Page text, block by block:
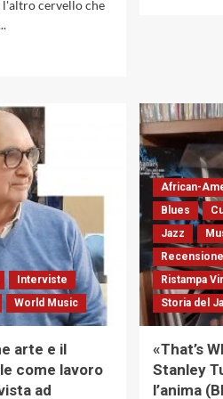
cervello che
Interviste
World Music
arte e il
come lavoro
ad
African-
Blues
Jazz
Ristampa
Storia del
«That’s
Stanley
l’anima